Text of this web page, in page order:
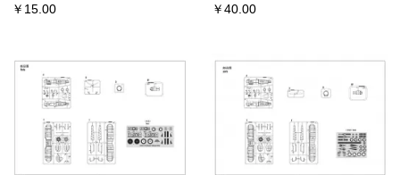
￥ 15.00 ￥40.00